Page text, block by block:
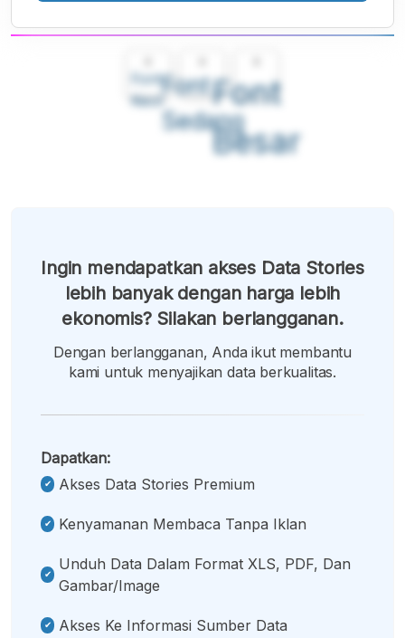
Font
Kecil
Font
Sedang
Font
Besar
Ingin mendapatkan akses Data Stories
lebih banyak dengan harga lebih
ekonomis? Silakan berlangganan.
Dengan berlangganan, Anda ikut membantu
kami untuk menyajikan data berkualitas.
Dapatkan:
Akses Data Stories Premium
Kenyamanan Membaca Tanpa Iklan
Unduh Data Dalam Format XLS, PDF, Dan
Gambar/image
Akses Ke Informasi Sumber Data